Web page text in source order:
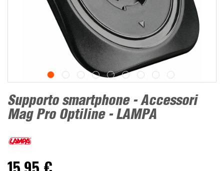
Supporto smartphone - Accessori
Mag Pro Optiline - LAMPA